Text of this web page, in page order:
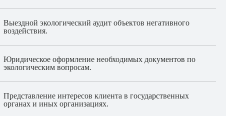
Выездной экологический аудит объектов негативного
воздействия.
Юридическое оформление необходимых документов по
экологическим вопросам.
Представление интересов клиента в государственных
органах и иных организациях.